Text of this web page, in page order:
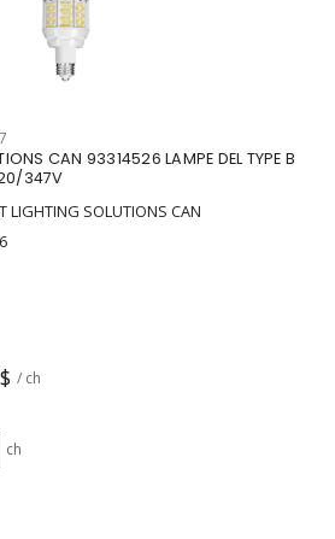
CAN 93314526 LAMPE DEL TYPE B
347V
LIGHTING SOLUTIONS CAN
/ ch
ch